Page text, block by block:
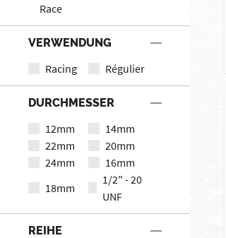
Race
VERWENDUNG
Racing Régulier
DURCHMESSER
12mm
14mm
22mm
20mm
24mm
16mm
18mm
1/2" - 20
UNF
REIHE